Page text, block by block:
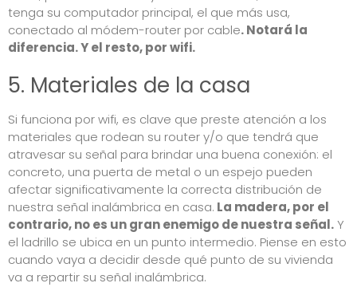
tenga su computador principal, el que más usa,
conectado al módem-router por cable. Notará la
diferencia. Y el resto, por wifi.
5. Materiales de la casa
Si funciona por wifi, es clave que preste atención a los
materiales que rodean su router y/o que tendrá que
atravesar su señal para brindar una buena conexión: el
concreto, una puerta de metal o un espejo pueden
afectar significativamente la correcta distribución de
nuestra señal inalámbrica en casa. La madera, por el
contrario, no es un gran enemigo de nuestra señal.Y
el ladrillo se ubica en un punto intermedio. Piense en esto
cuando vaya a decidir desde qué punto de su vivienda
va a repartir su señal inalámbrica.